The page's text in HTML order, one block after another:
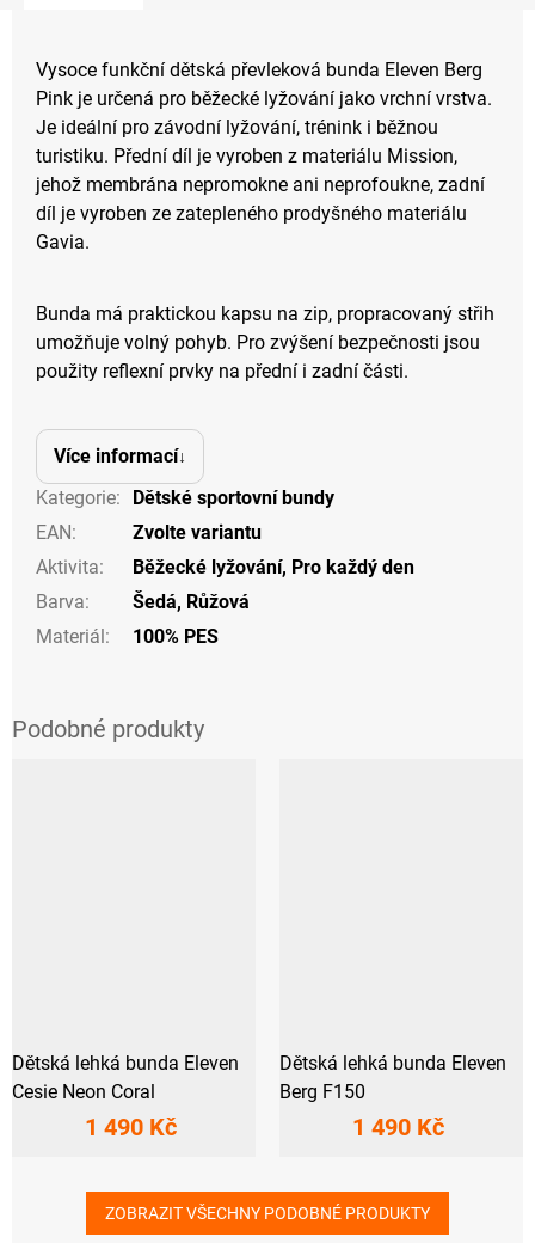
Vysoce funkční dětská převleková bunda Eleven Berg
Pink je určená pro běžecké lyžování jako vrchní vrstva.
Je ideální pro závodní lyžování, trénink i běžnou
turistiku. Přední díl je vyroben z materiálu Mission,
jehož membrána nepromokne ani neprofoukne, zadní
díl je vyroben ze zatepleného prodyšného materiálu
Gavia.
Bunda má praktickou kapsu na zip, propracovaný střih
umožňuje volný pohyb. Pro zvýšení bezpečnosti jsou
použity reflexní prvky na přední i zadní části.
Více informací
Kategorie:
Dětské sportovní bundy
EAN:
Zvolte variantu
Aktivita: Běžecké lyžování, Pro každý den
Barva: Šedá, Růžová
Materiál: 100% PES
Dětská lehká bunda Eleven
Cesie Neon Coral
1 490 Kč
Dětská lehká bunda Eleven
Berg F150
1 490 Kč
ZOBRAZIT VŠECHNY PODOBNÉ PRODUKTY